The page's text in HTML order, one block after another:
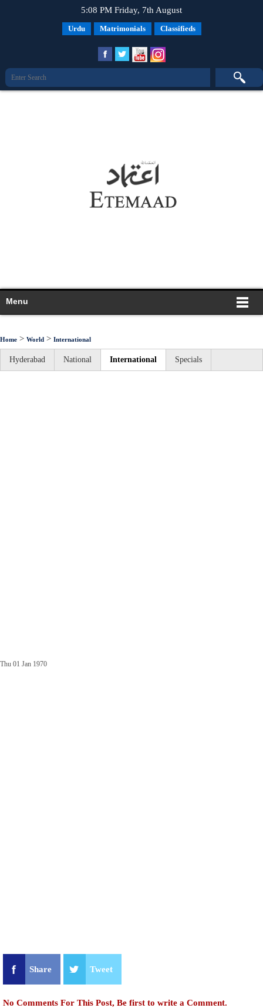
5:08 PM Friday, 7th August
Urdu Matrimonials Classifieds
Menu
Home > World > International
Hyderabad National International Specials
Thu 01 Jan 1970
Share Tweet
No Comments For This Post, Be first to write a Comment.